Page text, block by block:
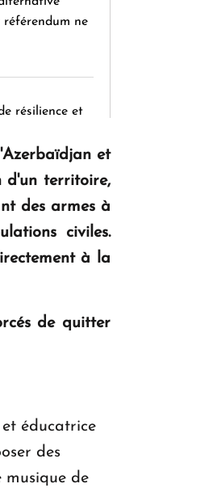
ne
résilience et
à Dilijan
et
d'un territoire,
des armes à
civiles.
à la
de quitter
éducatrice
des
musique de